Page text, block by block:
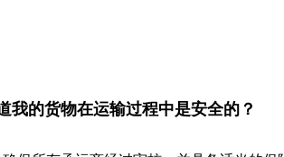
我的货物在运输过程中是安全的？